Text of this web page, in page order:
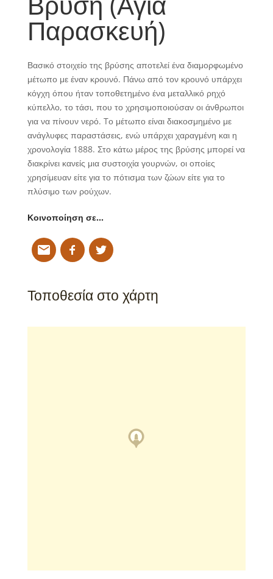
Παρασκευή)
Βασικό στοιχείο της βρύσης αποτελεί ένα διαμορφωμένο
μέτωπο με έναν κρουνό. Πάνω από τον κρουνό υπάρχει
κόγχη όπου ήταν τοποθετημένο ένα μεταλλικό ρηχό
κύπελλο, το τάσι, που το χρησιμοποιούσαν οι άνθρωποι
για να πίνουν νερό. Tο μέτωπο είναι διακοσμημένο με
ανάγλυφες παραστάσεις, ενώ υπάρχει χαραγμένη και η
χρονολογία 1888. Στο κάτω μέρος της βρύσης μπορεί να
διακρίνει κανείς μια συστοιχία γουρνών, οι οποίες
χρησίμευαν είτε για το πότισμα των ζώων είτε για το
πλύσιμο των ρούχων.
Κοινοποίηση σε…
Τοποθεσία στο χάρτη